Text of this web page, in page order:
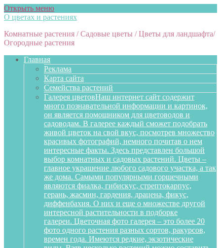
Открыть меню
О цветах и растениях
Комнатные растения / Садовые цветы / Цветы для ландшафта/
Огородные растения
Главная
Реклама
Карта сайта
Семейства растений
Галерея цветовНаш интернет сайт содержит
много познавательной информации и картинок,
он является помощником для цветоводов и
садоводам. В галерее каждый сможет подобрать
живой цветок на свой вкус, посмотрев множество
красивых фотографий, немного почитав о нем
интересные факты. Здесь представлен большой
выбор комнатных и садовых растений. Цветы –
главное украшение любого садового участка, а так
же дома. Самыми популярными горшечными
являются фиалка, гибискус, стрептокарпус,
герань, жасмин, гардения, драцена, фикус,
диффенбахия. О них и еще о множестве другой
интересной растительности в подборке
галереи. Цветочная фото галерея – это более 20
фото одного растения разных сортов, ракурсов,
времен года. Имеются редкие, экзотические